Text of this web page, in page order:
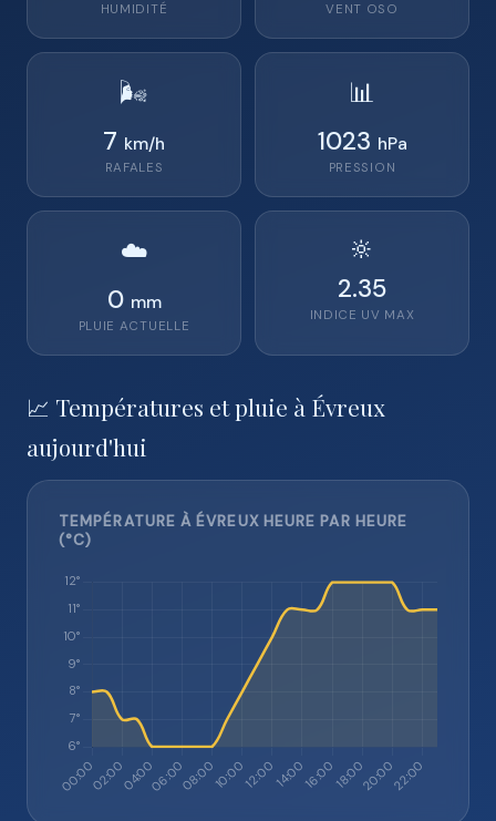
HUMIDITÉ VENT OSO
🌬️
7 km/h
RAFALES
📊
1023 hPa
PRESSION
☁️
0 mm
PLUIE ACTUELLE
🔆
2.35
INDICE UV MAX
📈 Températures et pluie à Évreux
aujourd'hui
TEMPÉRATURE À ÉVREUX HEURE PAR HEURE
(°C)